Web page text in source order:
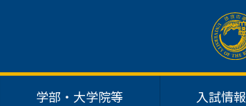
学部・大学院等 入試情報